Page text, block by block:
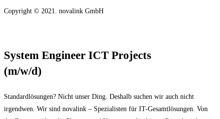
Copyright © 2021. novalink GmbH
System Engineer ICT Projects
(m/w/d)
Standardlösungen? Nicht unser Ding. Deshalb suchen wir auch nicht
irgendwen. Wir sind novalink – Spezialisten für IT-Gesamtlösungen. Von